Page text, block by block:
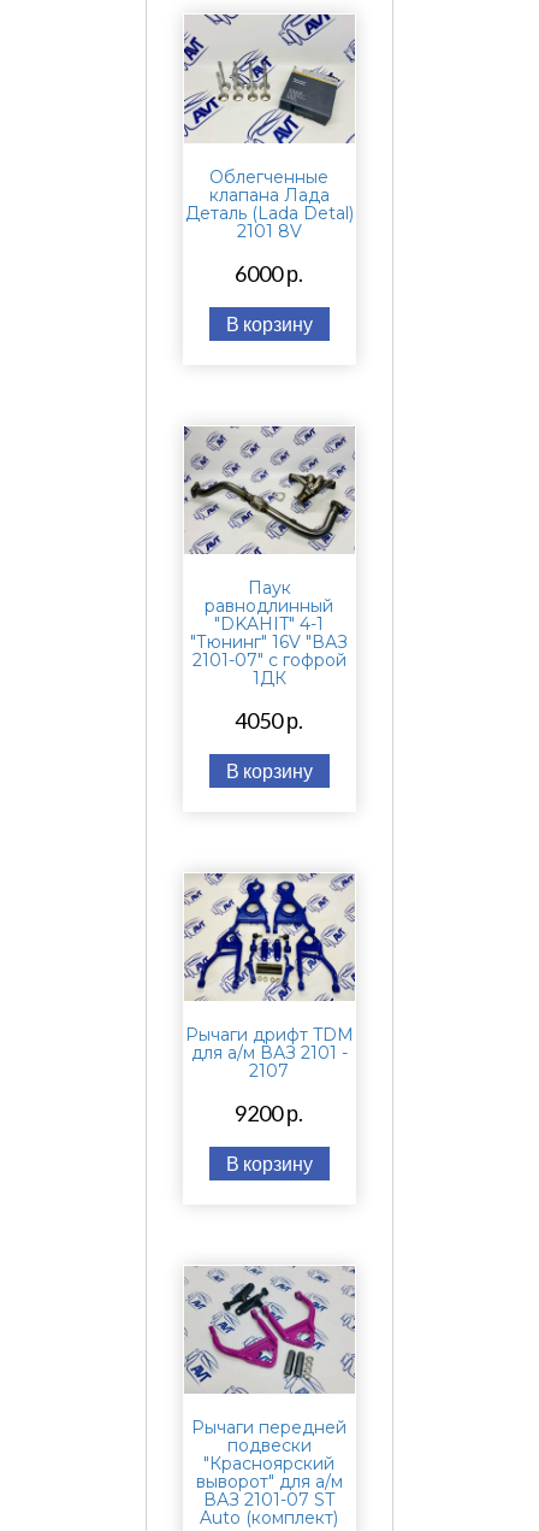
Облегченные
клапана Лада
Деталь (Lada Detal)
2101 8V
6000 р.
В корзину
Паук
равнодлинный
"DKAHIT" 4-1
"Тюнинг" 16V "ВАЗ
2101-07" с гофрой
1ДК
4050 р.
В корзину
Рычаги дрифт TDM
для а/м ВАЗ 2101 -
2107
9200 р.
В корзину
Рычаги передней
подвески
"Красноярский
выворот" для а/м
ВАЗ 2101-07 ST
Auto (комплект)